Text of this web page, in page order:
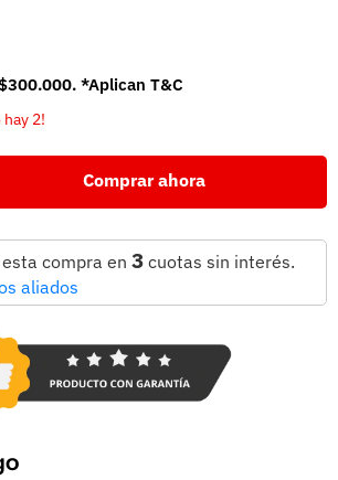
*Aplican T&C
hay 2!
Comprar ahora
esta compra en 3 cuotas sin interés.
aliados